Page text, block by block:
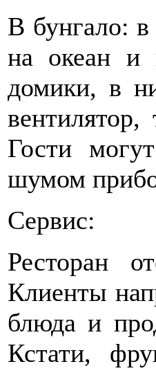
В бунгало:
на океан и
домики, в
Гости
шумом
Сервис:
Ресторан
Клиенты
блюда и
Кстати,